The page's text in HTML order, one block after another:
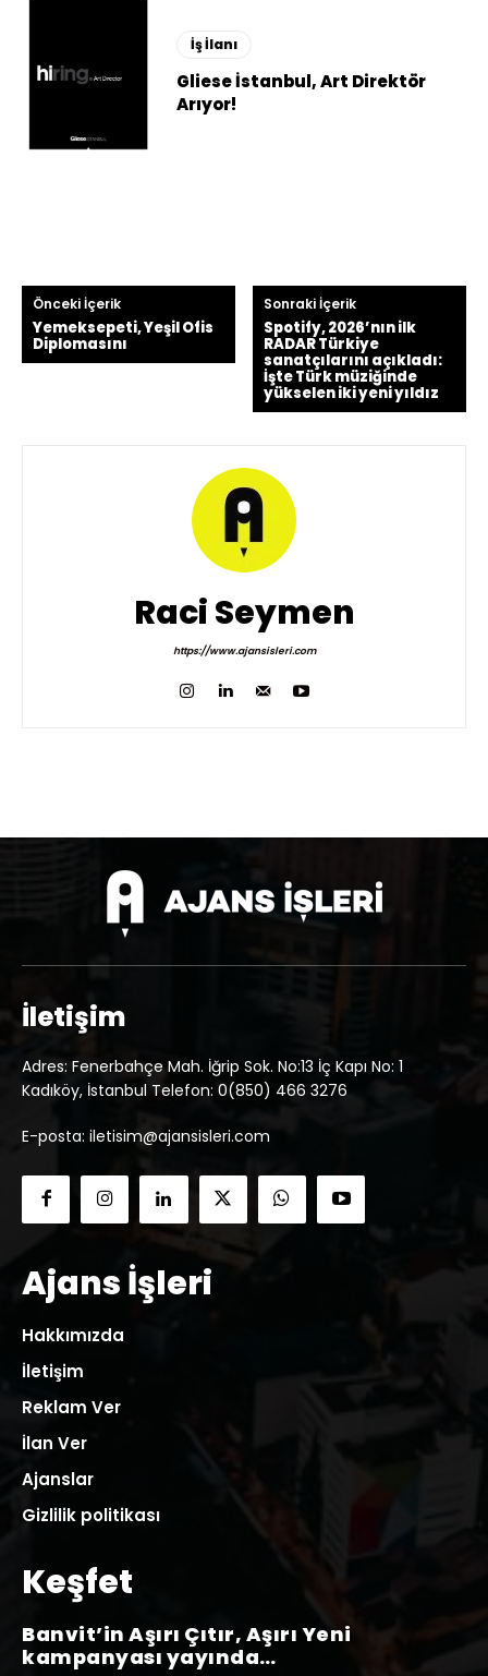
İş İlanı
Gliese İstanbul, Art Direktör
Arıyor!
Önceki İçerik
Yemeksepeti, Yeşil Ofis
Diplomasını
Sonraki İçerik
Spotify, 2026’nın ilk
RADAR Türkiye
sanatçılarını açıkladı:
İşte Türk müziğinde
yükselen iki yeni yıldız
Raci Seymen
https://www.ajansisleri.com
İletişim
Adres: Fenerbahçe Mah. İğrip Sok. No:13 İç Kapı No: 1
Kadıköy, İstanbul Telefon: 0(850) 466 3276
E-posta: iletisim@ajansisleri.com
Ajans İşleri
Hakkımızda
İletişim
Reklam Ver
İlan Ver
Ajanslar
Gizlilik politikası
Keşfet
Banvit’in Aşırı Çıtır, Aşırı Yeni
kampanyası yayında…